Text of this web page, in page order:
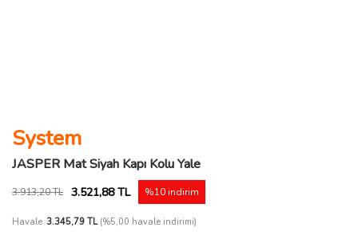
System
JASPER Mat Siyah Kapı Kolu Yale
3.913,20 TL 3.521,88 TL %10 indirim
Havale 3.345,79 TL(%5,00 havale indirimi)